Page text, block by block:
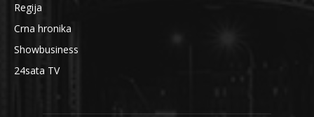
Regija
Crna hronika
Showbusiness
24sata TV